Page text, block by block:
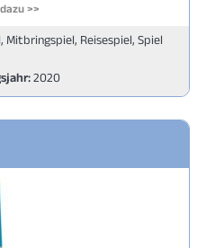
>>
Mitbringspiel, Reisespiel, Spiel
2020